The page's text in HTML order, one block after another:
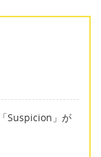
Suspicion」が